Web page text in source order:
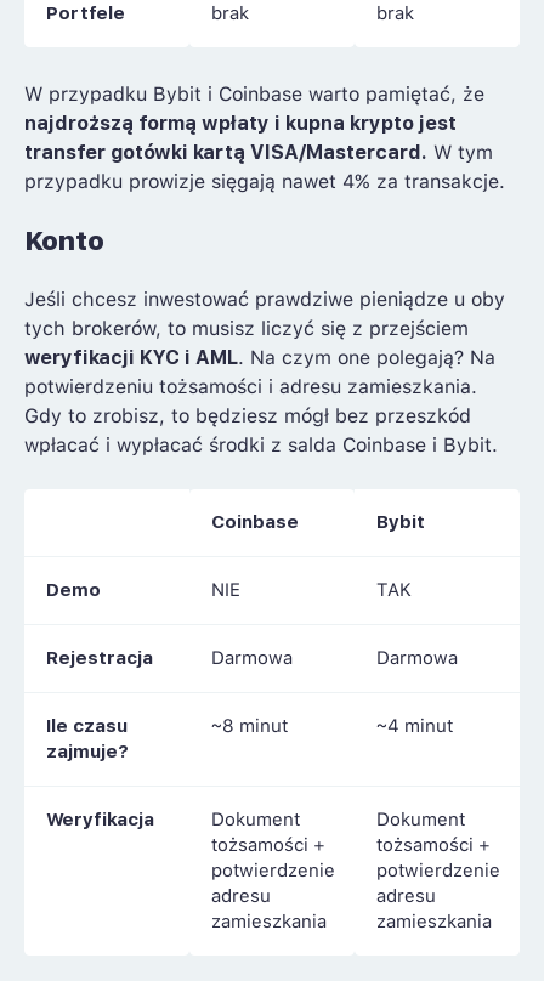
Portfele brak brak
W przypadku Bybit i Coinbase warto pamiętać, że
najdroższą formą wpłaty i kupna krypto jest
transfer gotówki kartą VISA/Mastercard. W tym
przypadku prowizje sięgają nawet 4% za transakcje.
Konto
Jeśli chcesz inwestować prawdziwe pieniądze u oby
tych brokerów, to musisz liczyć się z przejściem
weryfikacji KYC i AML. Na czym one polegają? Na
potwierdzeniu tożsamości i adresu zamieszkania.
Gdy to zrobisz, to będziesz mógł bez przeszkód
wpłacać i wypłacać środki z salda Coinbase i Bybit.
Coinbase Bybit
Demo NIE TAK
Rejestracja Darmowa Darmowa
Ile czasu
zajmuje?
~8 minut ~4 minut
Weryfikacja
Dokument
tożsamości +
potwierdzenie
adresu
zamieszkania
Dokument
tożsamości +
potwierdzenie
adresu
zamieszkania